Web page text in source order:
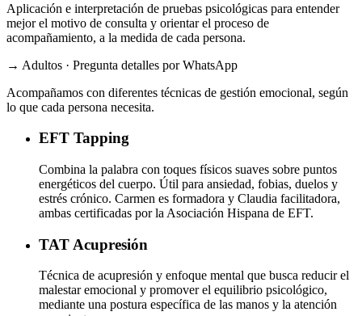
Aplicación e interpretación de pruebas psicológicas para entender
mejor el motivo de consulta y orientar el proceso de
acompañamiento, a la medida de cada persona.
→ Adultos · Pregunta detalles por WhatsApp
Acompañamos con diferentes técnicas de gestión emocional, según
lo que cada persona necesita.
EFT Tapping
Combina la palabra con toques físicos suaves sobre puntos
energéticos del cuerpo. Útil para ansiedad, fobias, duelos y
estrés crónico. Carmen es formadora y Claudia facilitadora,
ambas certificadas por la Asociación Hispana de EFT.
TAT Acupresión
Técnica de acupresión y enfoque mental que busca reducir el
malestar emocional y promover el equilibrio psicológico,
mediante una postura específica de las manos y la atención